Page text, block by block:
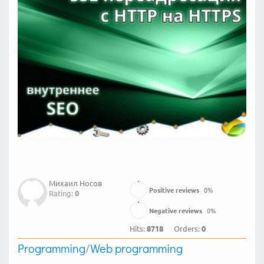
Михаил Носов
Rating:0 Positive reviews 0%
Negative reviews 0%
Hits:8718 Orders:0
Programming/Web programming